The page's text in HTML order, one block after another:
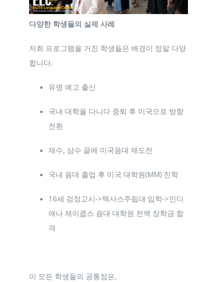
다양한 학생들의 실제 사례
저희 프로그램을 거친 학생들은 배경이 정말 다양
합니다.
유명 예고 출신
국내 대학을 다니다 중퇴 후 미국으로 방향
전환
재수, 삼수 끝에 미국음대 재도전
국내 음대 졸업 후 미국 대학원(MM) 진학
16세 검정고시->텍사스주립대 입학->인디
애나 제이콥스 음대 대학원 전액 장학금 합
격
이 모든 학생들의 공통점은,